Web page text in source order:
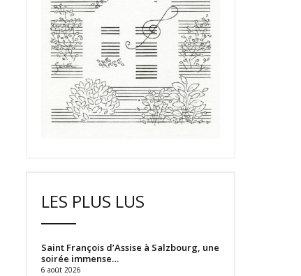
LES PLUS LUS
Saint François d’Assise à Salzbourg, une
soirée immense…
6 août 2026